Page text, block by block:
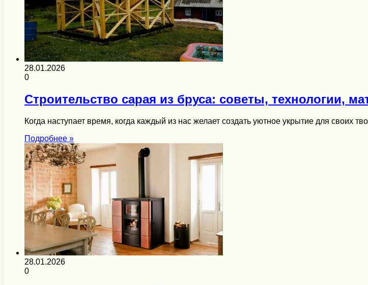
28.01.2026
0
Строительство сарая из бруса: советы, технологии,
Когда наступает время, когда каждый из нас желает создать уютное укрытие для своих
Подробнее »
28.01.2026
0